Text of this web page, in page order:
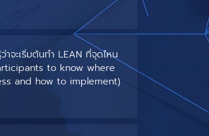
าจะเริ่มต้นทำ LEAN ที่จุดไหน
to know where
and how to implement)